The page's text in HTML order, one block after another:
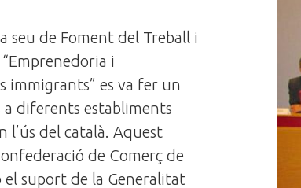
seu de Foment del Treball i
i
immigrants” es va fer un
a diferents establiments
l’ús del català. Aquest
de Comerç de
suport de la Generalitat